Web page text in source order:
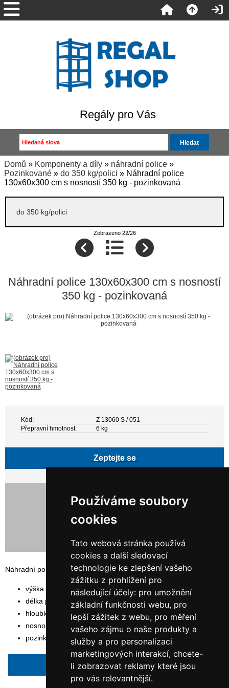
Používáme soubory
cookies
Tato webová stránka používá
cookies a další sledovací
technologie ke zlepšení vašeho
zážitku z prohlížení pro
následující účely: pro umožnění
základní funkčnosti webu, pro
lepší zážitek z webu, pro měření
vašeho zájmu o naše produkty a
služby a pro personalizaci
marketingových interakcí, chcete-
li zobrazovat reklamy které jsou
pro vás relevantnější.
Regály pro Vás
Domů » Komponenty a díly » náhradní police »
Pozinkované » do 350 kg/polici » Náhradní police
130x60x300 cm s nosností 350 kg - pozinkovaná
do 350 kg/polici
Zobrazeno 22/26
Náhradní police 130x60x300 cm s nosností
350 kg - pozinkovaná
Kód:
Z 13060 S / 051
Přepravní hmotnost:
6 kg
Zeptejte se
917,00 Kč bez DPH
1 109,57 Kč s DPH
Náhradní police regálu ORION PLUS
výška police: 300 cm
délka police: 130 cm
hloubka police: 60 cm
nosnost police: 350 kg
pozinkované provedení
Napsat recenzi